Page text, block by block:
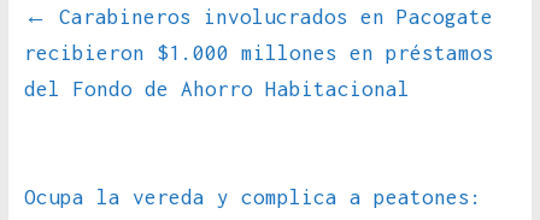
←
Carabineros involucrados en Pacogate
recibieron $1.000 millones en préstamos
del Fondo de Ahorro Habitacional
Ocupa la vereda y complica a peatones: